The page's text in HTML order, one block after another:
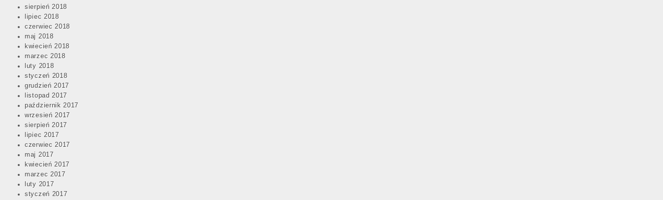
sierpień 2018
lipiec 2018
czerwiec 2018
maj 2018
kwiecień 2018
marzec 2018
luty 2018
styczeń 2018
grudzień 2017
listopad 2017
październik 2017
wrzesień 2017
sierpień 2017
lipiec 2017
czerwiec 2017
maj 2017
kwiecień 2017
marzec 2017
luty 2017
styczeń 2017